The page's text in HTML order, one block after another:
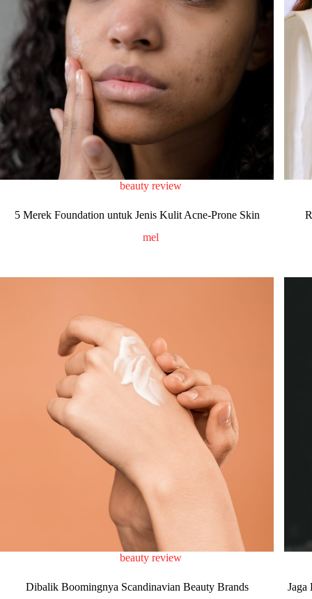
beauty review
5 Merek Foundation untuk Jenis Kulit Acne-Prone Skin
mel
beauty review
Dibalik Boomingnya Scandinavian Beauty Brands Jaga